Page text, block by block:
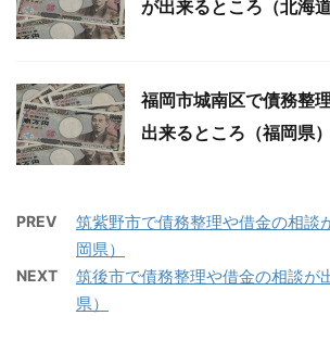
が出来るところ（北海道
福岡市城南区で債務整
出来るところ（福岡県）
PREV
筑紫野市で債務整理や借金の相談
岡県）
NEXT
筑後市で債務整理や借金の相談が
県）